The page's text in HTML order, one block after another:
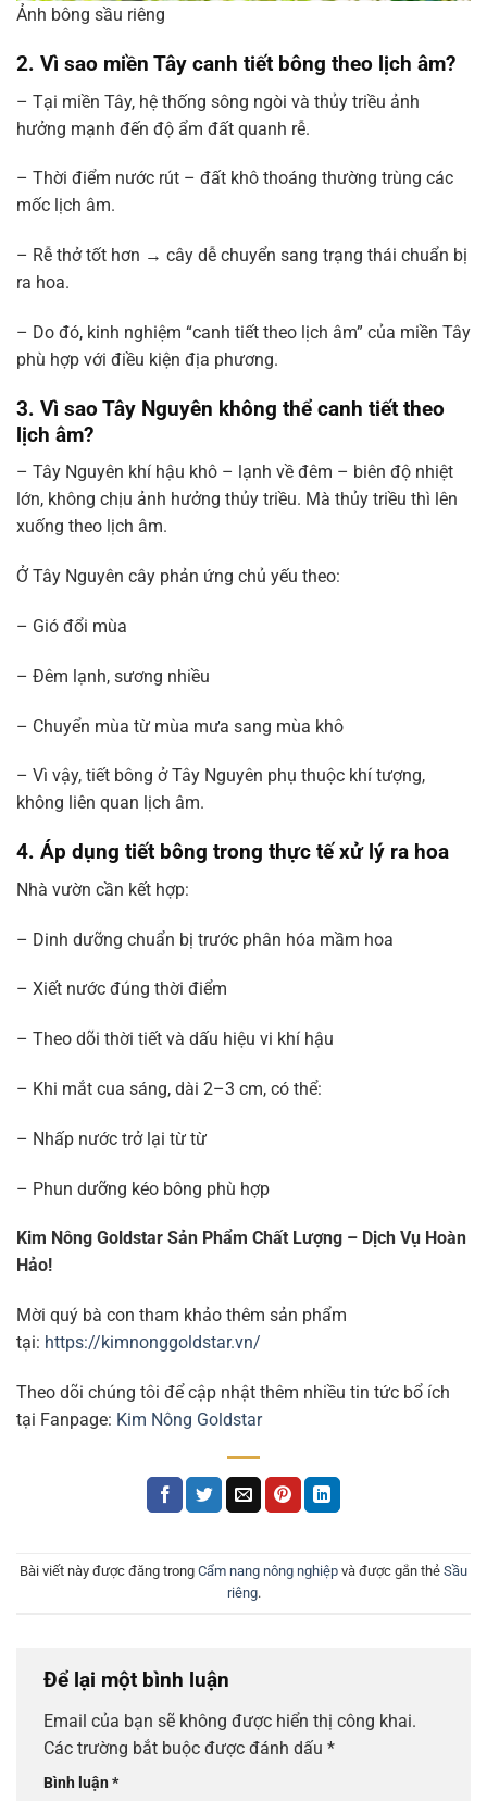
Ảnh bông sầu riêng
2. Vì sao miền Tây canh tiết bông theo lịch âm?
– Tại miền Tây, hệ thống sông ngòi và thủy triều ảnh
hưởng mạnh đến độ ẩm đất quanh rễ.
– Thời điểm nước rút – đất khô thoáng thường trùng các
mốc lịch âm.
– Rễ thở tốt hơn → cây dễ chuyển sang trạng thái chuẩn bị
ra hoa.
– Do đó, kinh nghiệm “canh tiết theo lịch âm” của miền Tây
phù hợp với điều kiện địa phương.
3. Vì sao Tây Nguyên không thể canh tiết theo
lịch âm?
– Tây Nguyên khí hậu khô – lạnh về đêm – biên độ nhiệt
lớn, không chịu ảnh hưởng thủy triều. Mà thủy triều thì lên
xuống theo lịch âm.
Ở Tây Nguyên cây phản ứng chủ yếu theo:
– Gió đổi mùa
– Đêm lạnh, sương nhiều
– Chuyển mùa từ mùa mưa sang mùa khô
– Vì vậy, tiết bông ở Tây Nguyên phụ thuộc khí tượng,
không liên quan lịch âm.
4. Áp dụng tiết bông trong thực tế xử lý ra hoa
Nhà vườn cần kết hợp:
– Dinh dưỡng chuẩn bị trước phân hóa mầm hoa
– Xiết nước đúng thời điểm
– Theo dõi thời tiết và dấu hiệu vi khí hậu
– Khi mắt cua sáng, dài 2–3 cm, có thể:
– Nhấp nước trở lại từ từ
– Phun dưỡng kéo bông phù hợp
Kim Nông Goldstar Sản Phẩm Chất Lượng – Dịch Vụ Hoàn
Hảo!
Mời quý bà con tham khảo thêm sản phẩm
tại: https://kimnonggoldstar.vn/
Theo dõi chúng tôi để cập nhật thêm nhiều tin tức bổ ích
tại Fanpage: Kim Nông Goldstar
Bài viết này được đăng trong Cẩm nang nông nghiệp và được gắn thẻ Sầu
riêng.
Để lại một bình luận
Email của bạn sẽ không được hiển thị công khai.
Các trường bắt buộc được đánh dấu *
Bình luận*